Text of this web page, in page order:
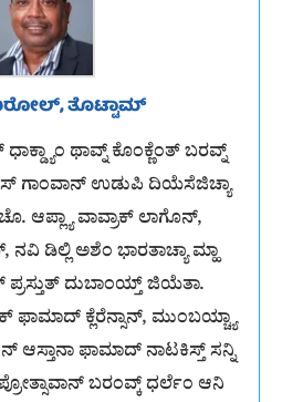
ತೊಟ್ಟಾಮ್
ಥಾವ್ನ್ ಕೊಂಕ್ಣೆಂತ್ ಬರವ್ನ್
ಗಾಂವಾನ್ ಉಡುಪಿ ದಿಯೆಸೆಜಿಚ್ಯಾ
ಆಪ್ಲ್ಯಾ ವಾವ್ರಾಕ್ ಲಾಗೊನ್,
ಡಿಲ್ಲಿ ಅಶೆಂ ಭಾರತಾಚ್ಯಾ ಮ್ಹಾ
ಪ್ರಸ್ತುತ್ ದುಬಾಂಯ್ತ್ ಜಿಯೆತಾ.
ಫಾಮಾದ್ ಕ್ಲೆರೆನ್ಸಾನ್, ಮುಂಬಯ್ಚ್ಯಾ
ಫಾಮಾದ್ ನಾಟಕಿಸ್ತ್ ಸನ್ನಿ
ಬರಂವ್ಕ್ ಧರ್ಲೆಂ ಆನಿ